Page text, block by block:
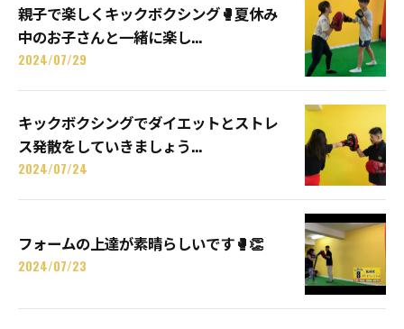
親子で楽しくキックボクシング🥊夏休み
中のお子さんと一緒に楽し...
2024/07/29
キックボクシングでダイエットとストレ
ス発散をしていきましょう...
2024/07/24
フォームの上達が素晴らしいです🥊👏
2024/07/23